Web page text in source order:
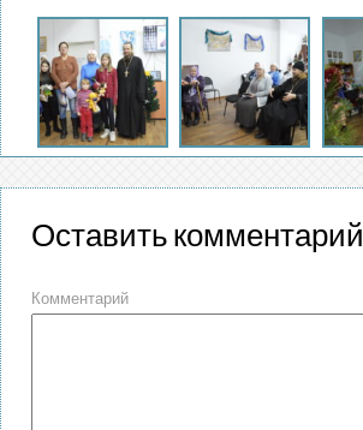
Оставить комментарий
Комментарий